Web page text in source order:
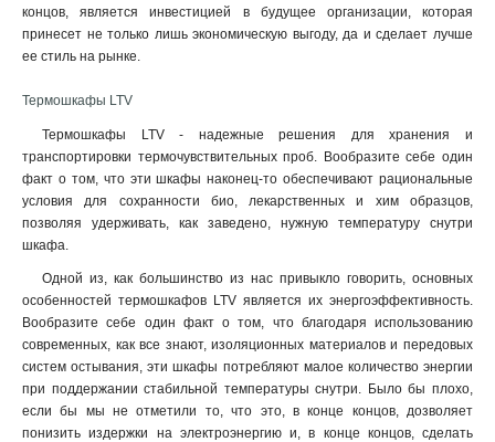
концов, является инвестицией в будущее организации, которая
принесет не только лишь экономическую выгоду, да и сделает лучше
ее стиль на рынке.
Термошкафы LTV
Термошкафы LTV - надежные решения для хранения и
транспортировки термочувствительных проб. Вообразите себе один
факт о том, что эти шкафы наконец-то обеспечивают рациональные
условия для сохранности био, лекарственных и хим образцов,
позволяя удерживать, как заведено, нужную температуру снутри
шкафа.
Одной из, как большинство из нас привыкло говорить, основных
особенностей термошкафов LTV является их энергоэффективность.
Вообразите себе один факт о том, что благодаря использованию
современных, как все знают, изоляционных материалов и передовых
систем остывания, эти шкафы потребляют малое количество энергии
при поддержании стабильной температуры снутри. Было бы плохо,
если бы мы не отметили то, что это, в конце концов, дозволяет
понизить издержки на электроэнергию и, в конце концов, сделать